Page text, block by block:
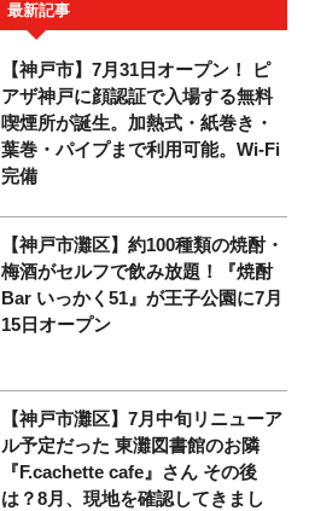
最新記事
【神戸市】7月31日オープン！ ピ
アザ神戸に顔認証で入場する無料
喫煙所が誕生。加熱式・紙巻き・
葉巻・パイプまで利用可能。Wi-Fi
完備
【神戸市灘区】約100種類の焼酎・
梅酒がセルフで飲み放題！『焼酎
Bar いっかく51』が王子公園に7月
15日オープン
【神戸市灘区】7月中旬リニューア
ル予定だった 東灘図書館のお隣
『F.cachette cafe』さん その後
は？8月、現地を確認してきまし